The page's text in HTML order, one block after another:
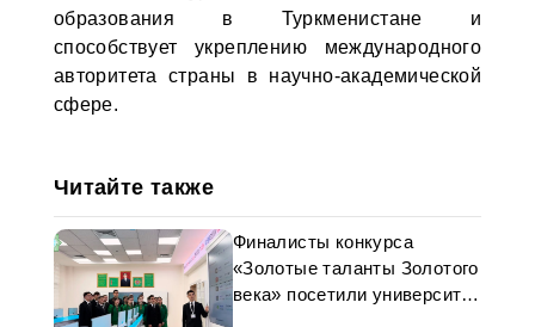
образования в Туркменистане и
способствует укреплению международного
авторитета страны в научно-академической
сфере.
Читайте также
Финалисты конкурса
«Золотые таланты Золотого
века» посетили университет